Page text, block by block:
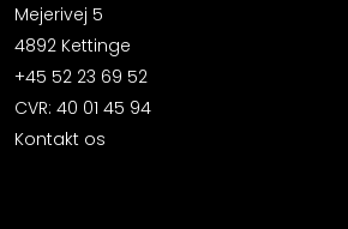
Mejerivej 5
4892 Kettinge
+45 52 23 69 52
CVR: 40 01 45 94
Kontakt os